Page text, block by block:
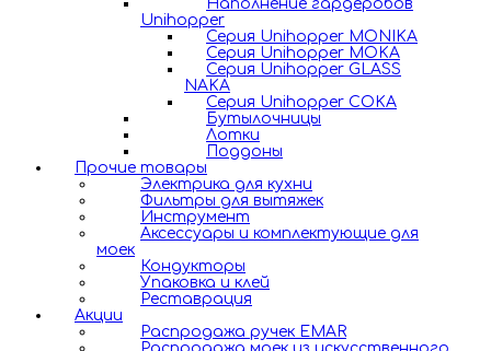
Наполнение гардеробов
Unihopper
Серия Unihopper MONIKA
Серия Unihopper MOKA
Серия Unihopper GLASS
NAKA
Серия Unihopper COKA
Бутылочницы
Лотки
Поддоны
Прочие товары
Электрика для кухни
Фильтры для вытяжек
Инструмент
Аксессуары и комплектующие для
моек
Кондукторы
Упаковка и клей
Реставрация
Акции
Распродажа ручек EMAR